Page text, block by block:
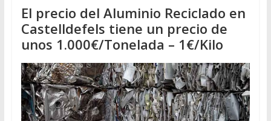
El precio del Aluminio Reciclado en
Castelldefels tiene un precio de
unos 1.000€/Tonelada – 1€/Kilo